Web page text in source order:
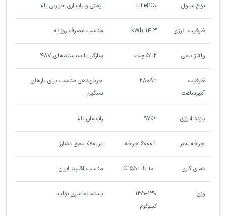
نوع سلول LiFePO₄ ایمنی و پایداری حرارتی بالا
ظرفیت انرژی ۱۴.۳ kWh مناسب مصرف روزانه
ولتاژ نامی ۵۱.۲ ولت سازگار با سیستم‌های ۴۸V
ظرفیت
آمپرساعت
۲۸۰Ah
جریان‌دهی مناسب برای بارهای
سنگین
بازده انرژی ≈۹۷٪ راندمان بالا
چرخه عمر +۶۰۰۰ چرخه در ۸۰٪ عمق دشارژ
دمای کاری −۱۰ تا +۵۵°C مناسب اقلیم ایران
وزن
۱۳۰–۱۳۵
کیلوگرم
بسته به سری تولید